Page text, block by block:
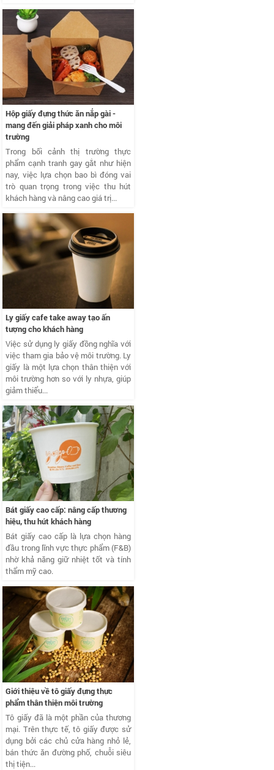
Hộp giấy đựng thức ăn nắp gài -
mang đến giải pháp xanh cho môi
trường
Trong bối cảnh thị trường thực
phẩm cạnh tranh gay gắt như hiện
nay, việc lựa chọn bao bì đóng vai
trò quan trọng trong việc thu hút
khách hàng và nâng cao giá trị...
Ly giấy cafe take away tạo ấn
tượng cho khách hàng
Việc sử dụng ly giấy đồng nghĩa với
việc tham gia bảo vệ môi trường. Ly
giấy là một lựa chọn thân thiện với
môi trường hơn so với ly nhựa, giúp
giảm thiểu...
Bát giấy cao cấp: nâng cấp thương
hiệu, thu hút khách hàng
Bát giấy cao cấp là lựa chọn hàng
đầu trong lĩnh vực thực phẩm (F&B)
nhờ khả năng giữ nhiệt tốt và tính
thẩm mỹ cao.
Giới thiệu về tô giấy đựng thực
phẩm thân thiện môi trường
Tô giấy đã là một phần của thương
mại. Trên thực tế, tô giấy được sử
dụng bởi các chủ cửa hàng nhỏ lẻ,
bán thức ăn đường phố, chuỗi siêu
thị tiện...